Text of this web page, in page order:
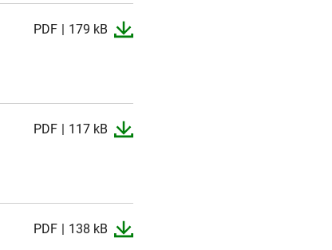
PDF 179 kB
PDF 117 kB
PDF 138 kB